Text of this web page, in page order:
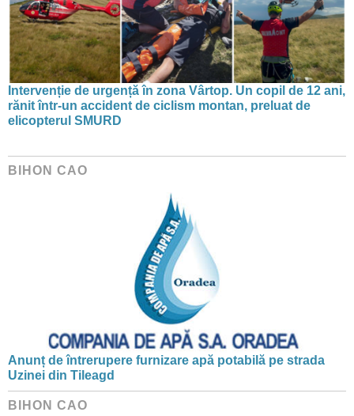
Intervenție de urgență în zona Vârtop. Un copil de 12 ani,
rănit într-un accident de ciclism montan, preluat de
elicopterul SMURD
BIHON CAO
Anunț de întrerupere furnizare apă potabilă pe strada
Uzinei din Tileagd
BIHON CAO